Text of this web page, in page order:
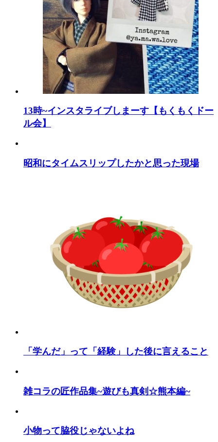
13時~インスタライブしまーす【もくもくドー
ル会】
昭和にタイムスリップしたかと思った現場
「学んだ」って「経験」した後に言えること
雑コラの匠作品集~遊びも真剣☆熊本編~
小物って脇役じゃないよね